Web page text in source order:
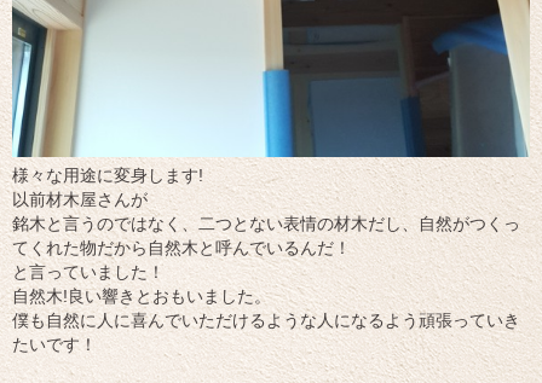
様々な用途に変身します!
以前材木屋さんが
銘木と言うのではなく、二つとない表情の材木だし、自然がつくっ
てくれた物だから自然木と呼んでいるんだ！
と言っていました！
自然木!良い響きとおもいました。
僕も自然に人に喜んでいただけるような人になるよう頑張っていき
たいです！